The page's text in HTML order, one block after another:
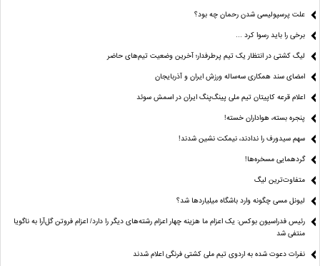
علت پرسپولیسی شدن رحمان چه بود؟
برخی را باید رسوا کرد …
لیگ کشتی در انتظار یک تیم پرطرفدار؛ آخرین وضعیت تیم‌های حاضر
امضای سند همکاری سه‌ساله ورزش ایران و آذربایجان
اعلام قرعه کاپیتان تیم ملی پینگ‌پنگ ایران در اسمش سوئد
پنجره بسته، هواداران خسته!
سهم سیدورف را ندادند، نیمکت نشین شدند!
گردهمایی مسخره‌ها!
متفاوت‌ترین لیگ
لیونل مسی چگونه وارد باشگاه میلیاردها شد؟
رئیس فدراسیون بوکس: یک اعزام ما هزینه چهار اعزام رشته‌های دیگر را دارد/ اعزام فروتن گل‌آرا به ناگویا
منتفی شد
نفرات دعوت شده به اردوی تیم ملی کشتی فرنگی اعلام شدند